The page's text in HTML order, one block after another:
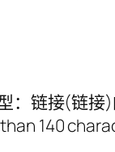
：链接(链
140